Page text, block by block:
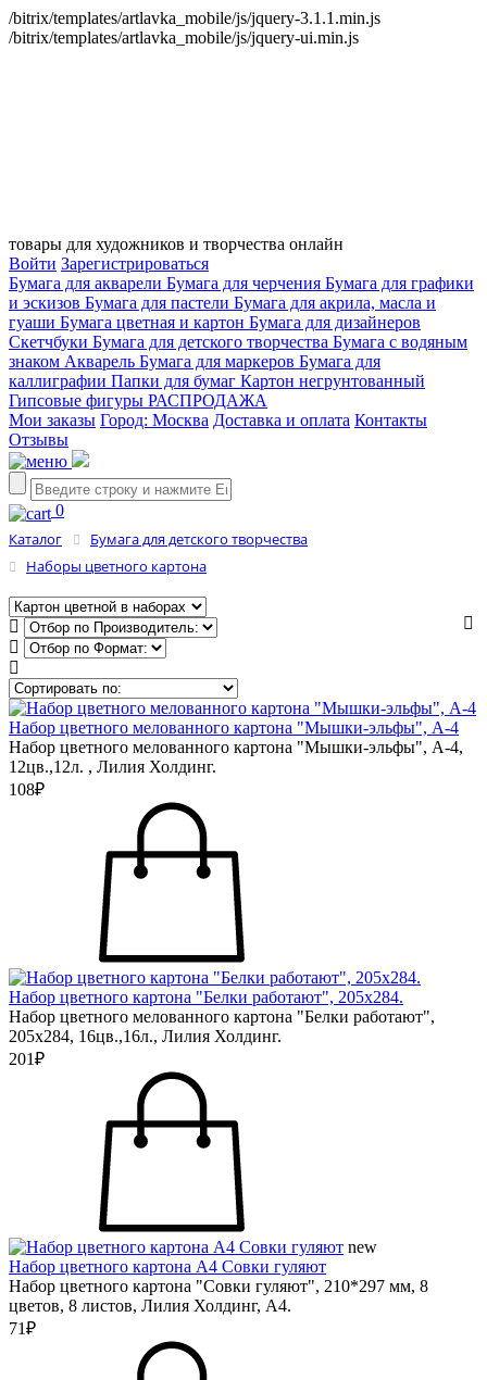
/bitrix/templates/artlavka_mobile/js/jquery-3.1.1.min.js
/bitrix/templates/artlavka_mobile/js/jquery-ui.min.js
товары для художников и творчества онлайн
Войти Зарегистрироваться
Бумага для акварели Бумага для черчения Бумага для графики
и эскизов Бумага для пастели Бумага для акрила, масла и
гуаши Бумага цветная и картон Бумага для дизайнеров
Скетчбуки Бумага для детского творчества Бумага с водяным
знаком Акварель Бумага для маркеров Бумага для
каллиграфии Папки для бумаг Картон негрунтованный
Гипсовые фигуры РАСПРОДАЖА
Мои заказы Город: Москва Доставка и оплата Контакты
Отзывы
0
Каталог
Бумага для детского творчества
Наборы цветного картона
Набор цветного мелованного картона "Мышки-эльфы", А-4
Набор цветного мелованного картона "Мышки-эльфы", А-4,
12цв.,12л. , Лилия Холдинг.
108₽
Набор цветного картона "Белки работают", 205х284.
Набор цветного мелованного картона "Белки работают",
205х284, 16цв.,16л., Лилия Холдинг.
201₽
new
Набор цветного картона А4 Совки гуляют
Набор цветного картона "Совки гуляют", 210*297 мм, 8
цветов, 8 листов, Лилия Холдинг, А4.
71₽